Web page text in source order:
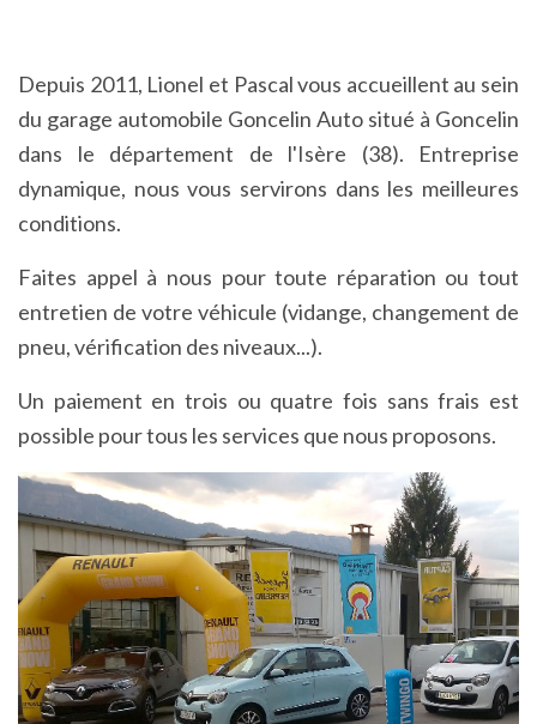
Depuis 2011, Lionel et Pascal vous accueillent au sein
du garage automobile Goncelin Auto situé à Goncelin
dans le département de l'Isère (38). Entreprise
dynamique, nous vous servirons dans les meilleures
conditions.
Faites appel à nous pour toute réparation ou tout
entretien de votre véhicule (vidange, changement de
pneu, vérification des niveaux...).
Un paiement en trois ou quatre fois sans frais est
possible pour tous les services que nous proposons.